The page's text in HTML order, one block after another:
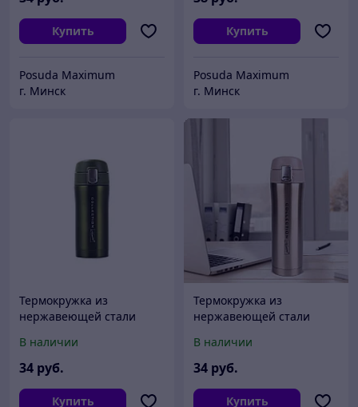
Купить
Posuda Maximum
г. Минск
Купить
Posuda Maximum
г. Минск
Термокружка из
нержавеющей стали
В наличии
34 руб.
Купить
Термокружка из
нержавеющей стали
В наличии
34 руб.
Купить